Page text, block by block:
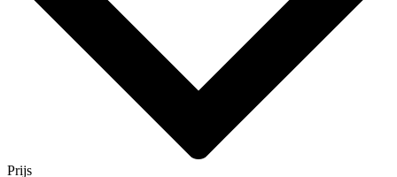
Prijs